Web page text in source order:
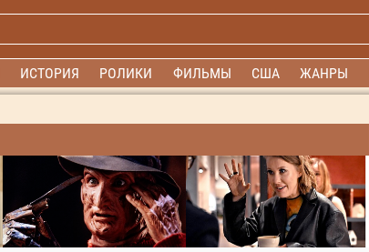
ИСТОРИЯ РОЛИКИ ФИЛЬМЫ США ЖАНРЫ